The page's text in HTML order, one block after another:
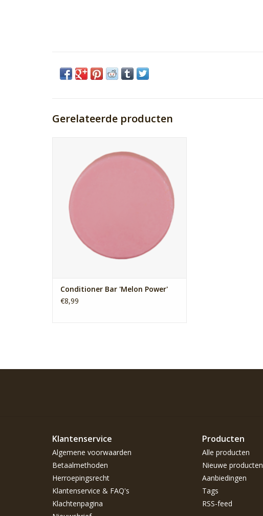
Gerelateerde producten
dierproefvrij, vegan, handgemaakt en vrij
van palmolie.
Bevat natuurlijke shea butter, olijfolie,
Aantal verzorgingsbeurten: 90 – 110
Conditioner Bar 'Melon Power'
€8,99
Klantenservice
Algemene voorwaarden
Betaalmethoden
Herroepingsrecht
Klantenservice & FAQ's
Klachtenpagina
Producten
Alle producten
Nieuwe producten
Aanbiedingen
Tags
RSS-feed